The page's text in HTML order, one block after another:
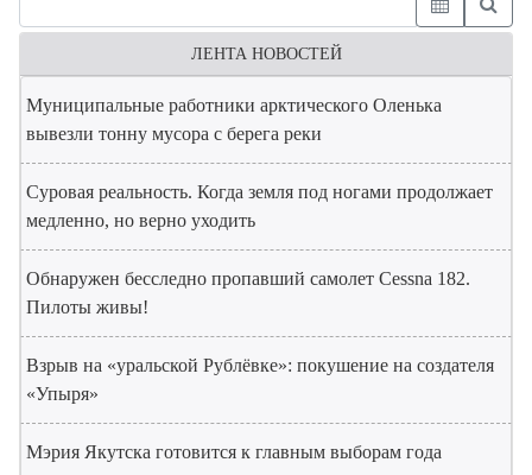
ЛЕНТА НОВОСТЕЙ
Муниципальные работники арктического Оленька
вывезли тонну мусора с берега реки
Суровая реальность. Когда земля под ногами продолжает
медленно, но верно уходить
Обнаружен бесследно пропавший самолет Cessna 182.
Пилоты живы!
Взрыв на «уральской Рублёвке»: покушение на создателя
«Упыря»
Мэрия Якутска готовится к главным выборам года